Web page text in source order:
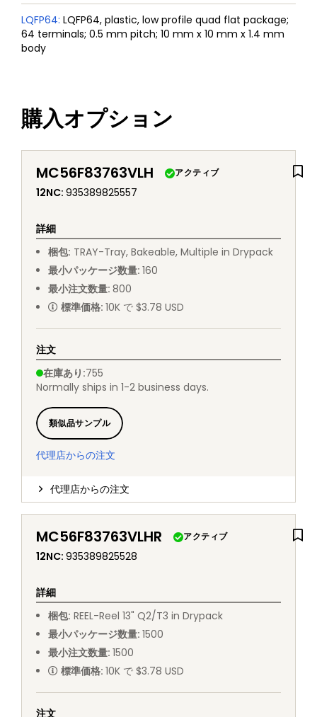
LQFP64: LQFP64, plastic, low profile quad flat package;
64 terminals; 0.5 mm pitch; 10 mm x 10 mm x 1.4 mm
body
購入オプション
MC56F83763VLH アクティブ
12NC: 935389825557
詳細
梱包: TRAY-Tray, Bakeable, Multiple in Drypack
最小パッケージ数量: 160
最小注文数量: 800
標準価格: 10K で $3.78 USD
注文
在庫あり :755
Normally ships in 1-2 business days.
類似品サンプル
代理店からの注文
代理店からの注文
MC56F83763VLHR アクティブ
12NC: 935389825528
詳細
梱包: REEL-Reel 13" Q2/T3 in Drypack
最小パッケージ数量: 1500
最小注文数量: 1500
標準価格: 10K で $3.78 USD
注文